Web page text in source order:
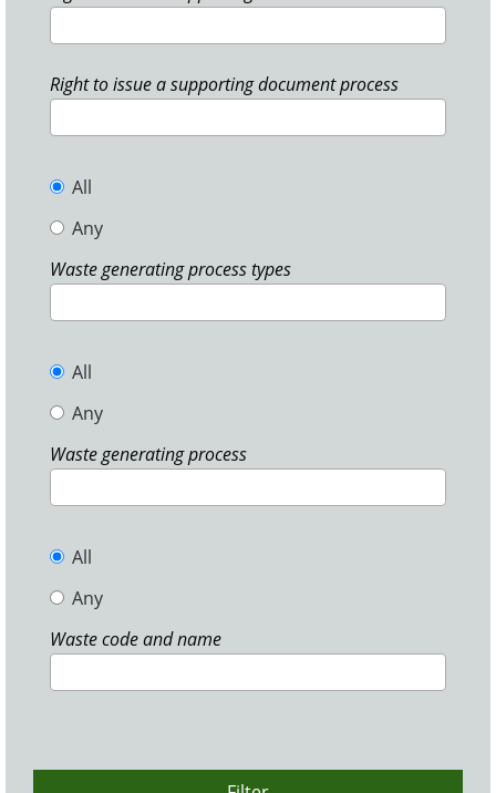
Right to issue a supporting document process
All
Any
Waste generating process types
All
Any
Waste generating process
All
Any
Waste code and name